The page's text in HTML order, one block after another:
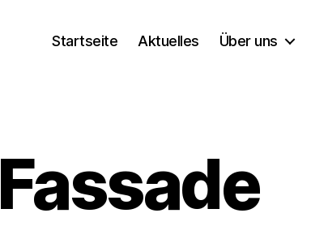
Startseite Aktuelles Über uns
Fassade